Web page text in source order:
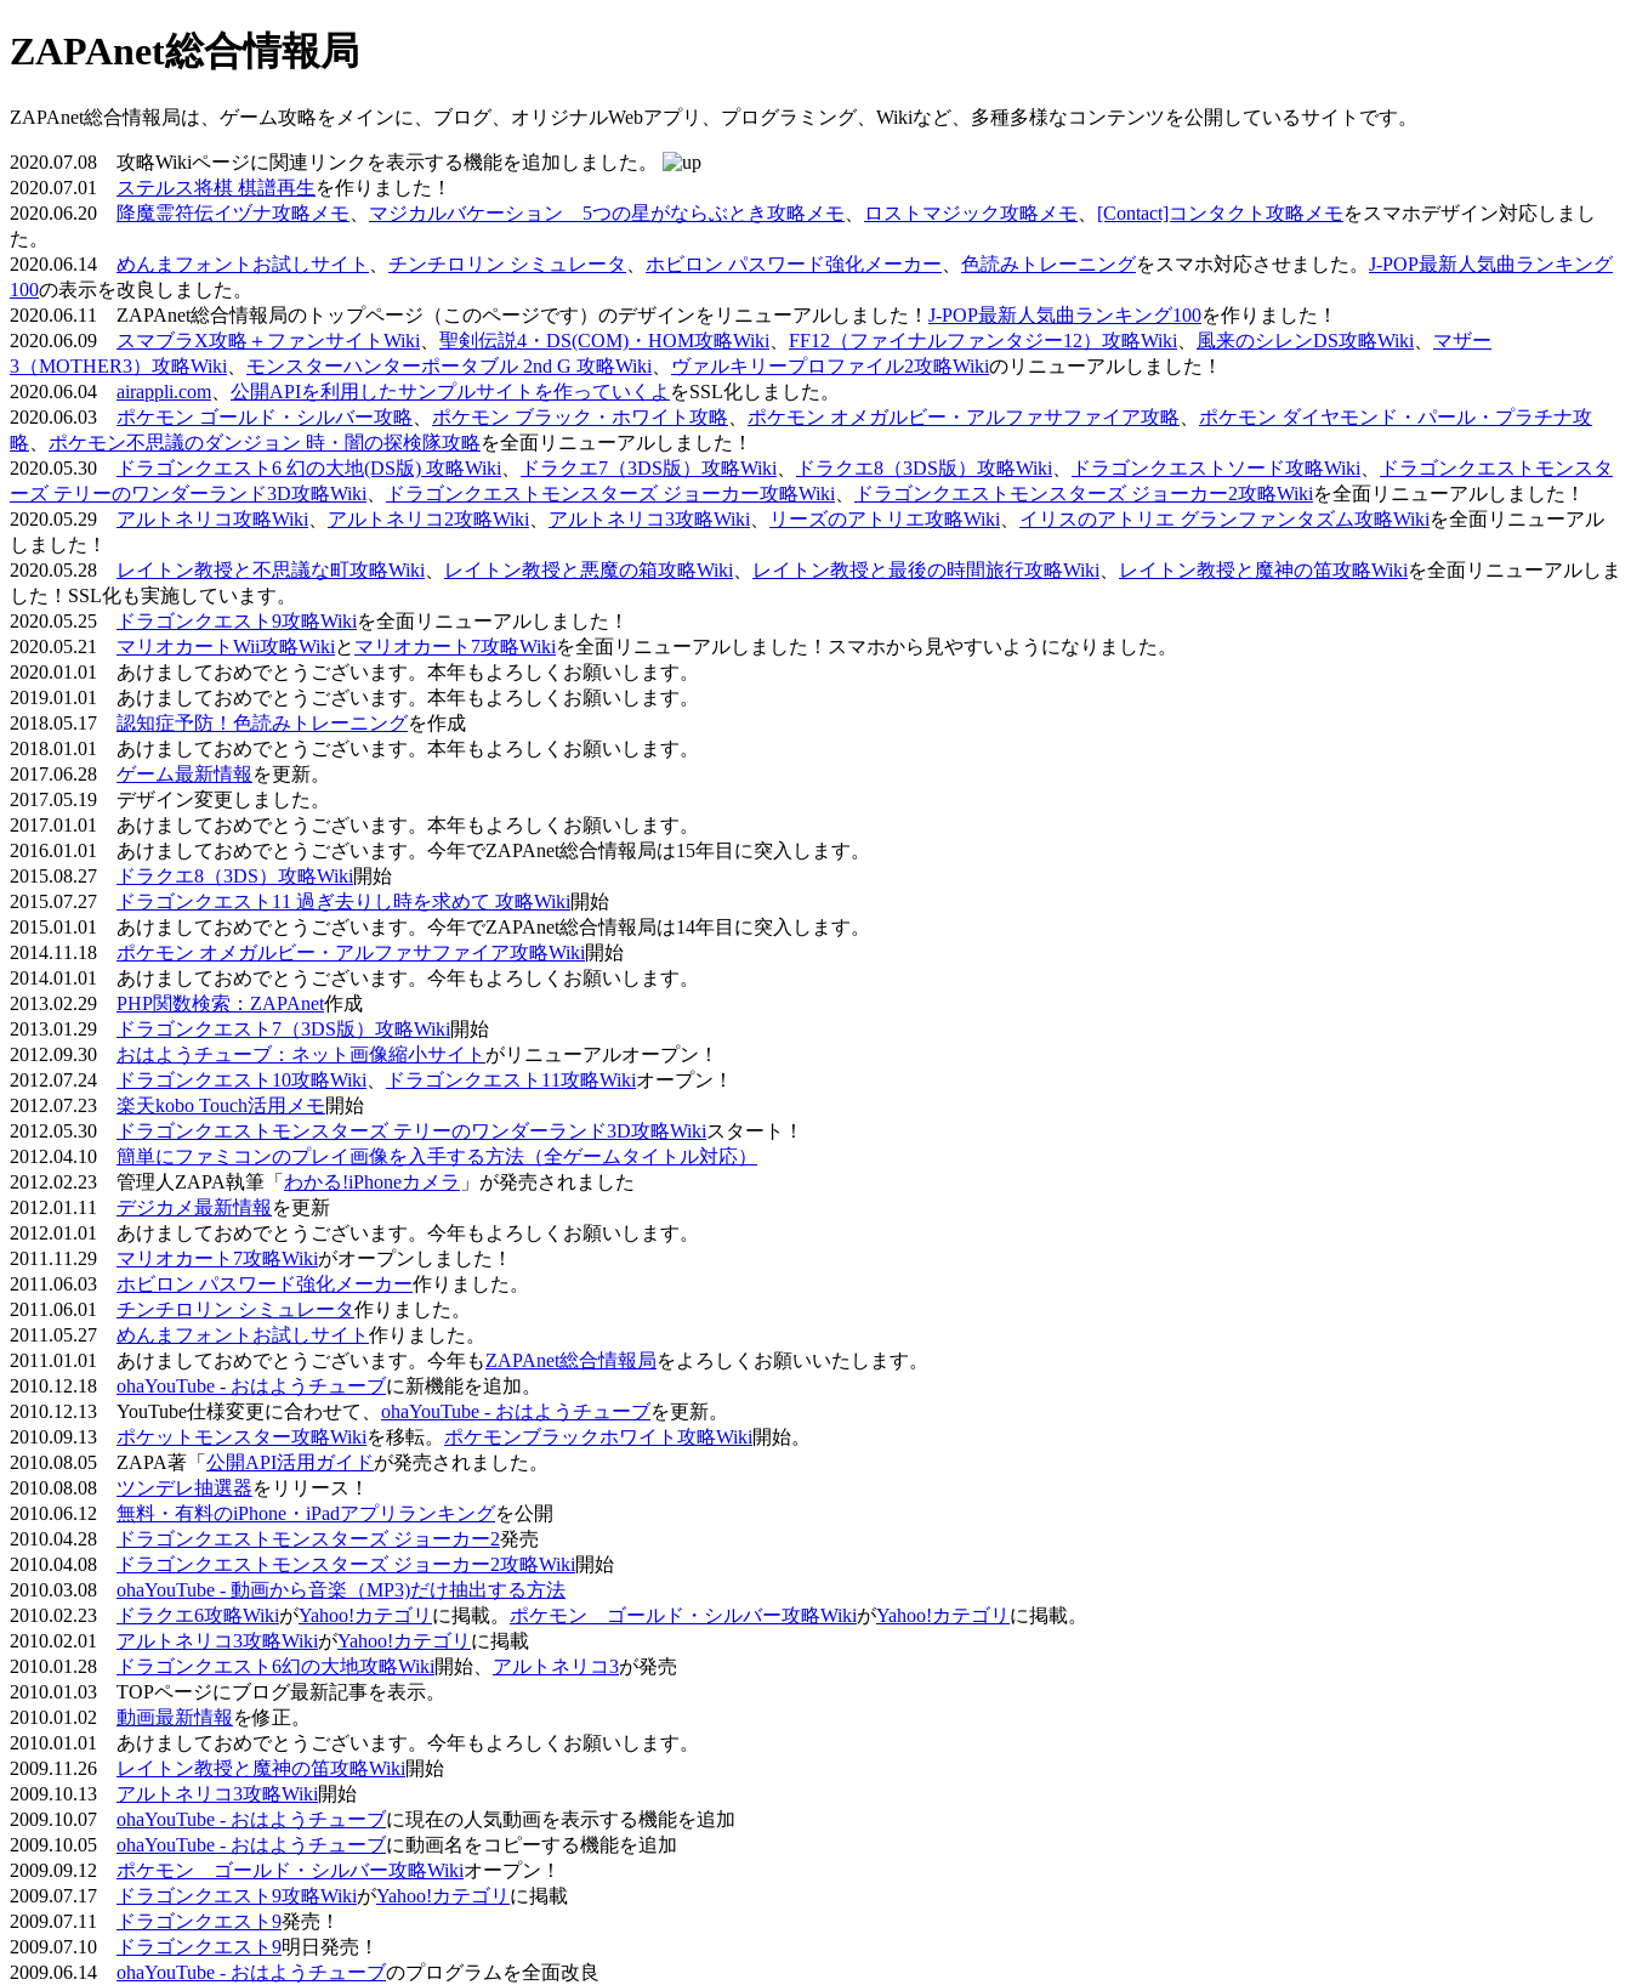
ZAPAnet総合情報局
ZAPAnet総合情報局は、ゲーム攻略をメインに、ブログ、オリジナルWebアプリ、プログラミング、Wikiなど、多種多様なコンテンツを公開しているサイトです。
2020.07.08 攻略Wikiページに関連リンクを表示する機能を追加しました。
2020.07.01
ステルス将棋 棋譜再生を作りました！
2020.06.20
降魔霊符伝イヅナ攻略メモ マジカルバケーション 5つの星がならぶとき攻略メモ ロストマジック攻略メモ [Contact]コンタクト攻略メモをスマホデザイン対応しまし
た。
2020.06.14 めんまフォントお試しサイト チンチロリン シミュレータ ホビロン パスワード強化メーカー 色読みトレーニングをスマホ対応させました。 J-POP最新人気曲ランキング
100の表示を改良しました。
2020.06.11 ZAPAnet総合情報局のトップページ（このページです）のデザインをリニューアルしました！ J-POP最新人気曲ランキング100を作りました！
2020.06.09
スマブラX攻略＋ファンサイトWiki 聖剣伝説4・DS(COM)・HOM攻略Wiki FF12（ファイナルファンタジー12）攻略Wiki 風来のシレンDS攻略Wiki
マザー
3（MOTHER3）攻略Wiki
モンスターハンターポータブル 2nd G 攻略Wiki ヴァルキリープロファイル2攻略Wikiのリニューアルしました！
2020.06.04 airappli.com 公開APIを利用したサンプルサイトを作っていくよ をSSL化しました。
2020.06.03 ポケモン ゴールド・シルバー攻略 ポケモン ブラック・ホワイト攻略 ポケモン オメガルビー・アルファサファイア攻略
ポケモン ダイヤモンド・パール・プラチナ攻
略
ポケモン不思議のダンジョン 時・闇の探検隊攻略を全面リニューアルしました！
2020.05.30
ドラゴンクエスト6 幻の大地(DS版) 攻略Wiki ドラクエ7（3DS版）攻略Wiki ドラクエ8（3DS版）攻略Wiki ドラゴンクエストソード攻略Wiki
ドラゴンクエストモンスタ
ーズ テリーのワンダーランド3D攻略Wiki
ドラゴンクエストモンスターズ ジョーカー攻略Wiki ドラゴンクエストモンスターズ ジョーカー2攻略Wikiを全面リニューアルしました！
2020.05.29 アルトネリコ攻略Wiki アルトネリコ2攻略Wiki アルトネリコ3攻略Wiki リーズのアトリエ攻略Wiki イリスのアトリエ グランファンタズム攻略Wikiを全面リニューアル
しました！
2020.05.28
レイトン教授と不思議な町攻略Wiki レイトン教授と悪魔の箱攻略Wiki レイトン教授と最後の時間旅行攻略Wiki レイトン教授と魔神の笛攻略Wikiを全面リニューアルしま
した！SSL化も実施しています。
2020.05.25
ドラゴンクエスト9攻略Wikiを全面リニューアルしました！
2020.05.21 マリオカートWii攻略Wikiと マリオカート7攻略Wikiを全面リニューアルしました！スマホから見やすいようになりました。
2020.01.01 あけましておめでとうございます。本年もよろしくお願いします。
2019.01.01 あけましておめでとうございます。本年もよろしくお願いします。
2018.05.17 認知症予防！色読みトレーニングを作成
2018.01.01 あけましておめでとうございます。本年もよろしくお願いします。
2017.06.28 ゲーム最新情報 を更新。
2017.05.19 デザイン変更しました。
2017.01.01 あけましておめでとうございます。本年もよろしくお願いします。
2016.01.01 あけましておめでとうございます。今年でZAPAnet総合情報局は15年目に突入します。
2015.08.27
ドラクエ8（3DS）攻略Wiki開始
2015.07.27
ドラゴンクエスト11 過ぎ去りし時を求めて 攻略Wiki開始
2015.01.01 あけましておめでとうございます。今年でZAPAnet総合情報局は14年目に突入します。
2014.11.18 ポケモン オメガルビー・アルファサファイア攻略Wiki開始
2014.01.01 あけましておめでとうございます。今年もよろしくお願いします。
2013.02.29 PHP関数検索：ZAPAnet作成
2013.01.29
ドラゴンクエスト7（3DS版）攻略Wiki開始
2012.09.30 おはようチューブ：ネット画像縮小サイト がリニューアルオープン！
2012.07.24
ドラゴンクエスト10攻略Wiki ドラゴンクエスト11攻略Wikiオープン！
2012.07.23 楽天kobo Touch活用メモ開始
2012.05.30
ドラゴンクエストモンスターズ テリーのワンダーランド3D攻略Wikiスタート！
2012.04.10 簡単にファミコンのプレイ画像を入手する方法（全ゲームタイトル対応）
2012.02.23 管理人ZAPA執筆「 わかる!iPhoneカメラ 」が発売されました
2012.01.11 デジカメ最新情報 を更新
2012.01.01 あけましておめでとうございます。今年もよろしくお願いします。
2011.11.29 マリオカート7攻略Wikiがオープンしました！
2011.06.03 ホビロン パスワード強化メーカー作りました。
2011.06.01 チンチロリン シミュレータ作りました。
2011.05.27 めんまフォントお試しサイト 作りました。
2011.01.01 あけましておめでとうございます。今年もZAPAnet総合情報局をよろしくお願いいたします。
2010.12.18 ohaYouTube - おはようチューブに新機能を追加。
2010.12.13 YouTube仕様変更に合わせて、 ohaYouTube - おはようチューブを更新。
2010.09.13 ポケットモンスター攻略Wikiを移転。 ポケモンブラックホワイト攻略Wiki開始。
2010.08.05 ZAPA著「 公開API活用ガイドが発売されました。
2010.08.08 ツンデレ抽選器をリリース！
2010.06.12 無料・有料のiPhone・iPadアプリランキングを公開
2010.04.28
ドラゴンクエストモンスターズ ジョーカー2発売
2010.04.08
ドラゴンクエストモンスターズ ジョーカー2攻略Wiki開始
2010.03.08 ohaYouTube - 動画から音楽（MP3)だけ抽出する方法
2010.02.23
ドラクエ6攻略WikiがYahoo!カテゴリ に掲載。 ポケモン ゴールド・シルバー攻略WikiがYahoo!カテゴリ に掲載。
2010.02.01 アルトネリコ3攻略WikiがYahoo!カテゴリ に掲載
2010.01.28
ドラゴンクエスト6幻の大地攻略Wiki開始、 アルトネリコ3が発売
2010.01.03 TOPページにブログ最新記事を表示。
2010.01.02 動画最新情報 を修正。
2010.01.01 あけましておめでとうございます。今年もよろしくお願いします。
2009.11.26
レイトン教授と魔神の笛攻略Wiki開始
2009.10.13 アルトネリコ3攻略Wiki開始
2009.10.07 ohaYouTube - おはようチューブに現在の人気動画を表示する機能を追加
2009.10.05 ohaYouTube - おはようチューブに動画名をコピーする機能を追加
2009.09.12 ポケモン ゴールド・シルバー攻略Wikiオープン！
2009.07.17
ドラゴンクエスト9攻略WikiがYahoo!カテゴリ に掲載
2009.07.11
ドラゴンクエスト9発売！
2009.07.10
ドラゴンクエスト9明日発売！
2009.06.14 ohaYouTube - おはようチューブのプログラムを全面改良